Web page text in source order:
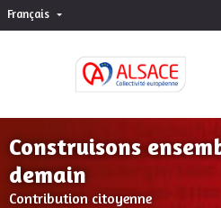
Français Choisir la langue
Construisons
demain
Contribution citoyenne